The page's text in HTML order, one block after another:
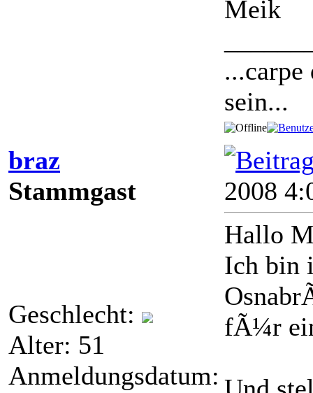
Meik
...carpe
sein...
braz
Stammgast
Geschlecht:
Alter: 51
Anmeldungsdatum:
2008
Hallo
Ich bin
fÃ¼r